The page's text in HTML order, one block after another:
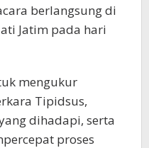
berlangsung di
Jatim pada hari
mengukur
Tipidsus,
dihadapi, serta
proses